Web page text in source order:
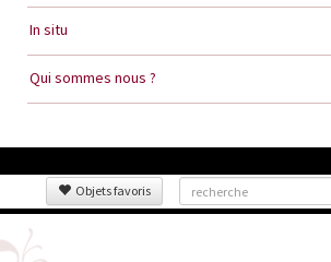
In situ
Qui sommes nous ?
Objets favoris